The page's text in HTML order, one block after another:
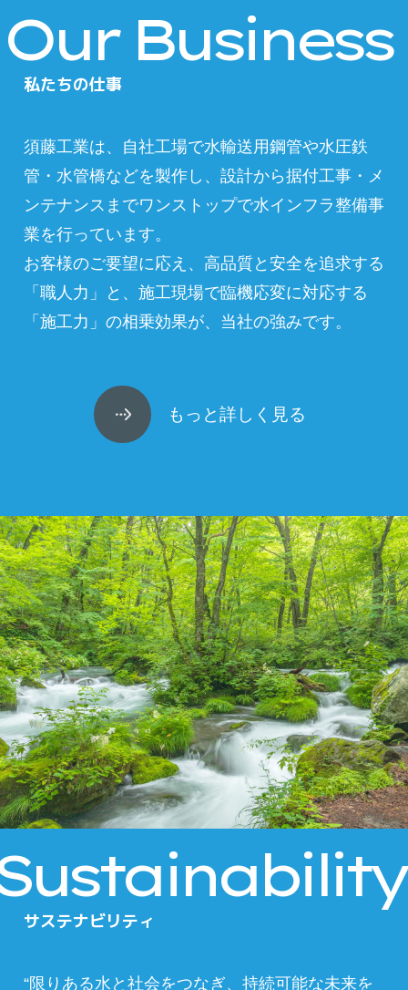
Our Business
私たちの仕事
須藤工業は、自社工場で水輸送用鋼管や水圧鉄
管・水管橋などを製作し、設計から据付工事・メ
ンテナンスまでワンストップで水インフラ整備事
業を行っています。
お客様のご要望に応え、高品質と安全を追求する
「職人力」と、施工現場で臨機応変に対応する
「施工力」の相乗効果が、当社の強みです。
もっと詳しく見る
サステナビリティ
“限りある水と社会をつなぎ、持続可能な未来を